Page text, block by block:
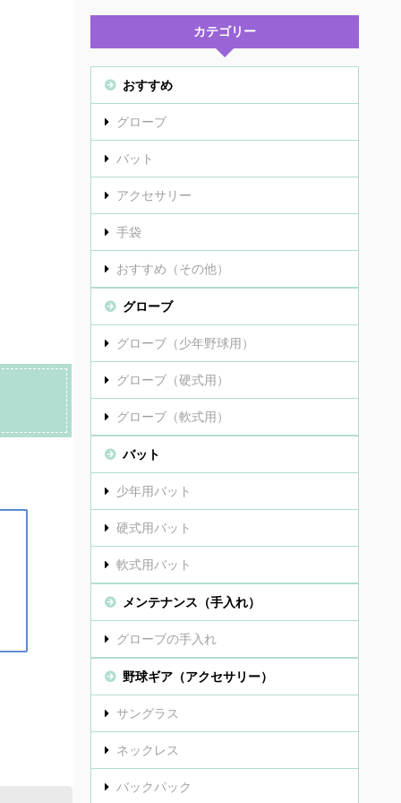
カテゴリー
おすすめ
グローブ
バット
アクセサリー
手袋
おすすめ（その他）
グローブ
グローブ（少年野球用）
グローブ（硬式用）
グローブ（軟式用）
バット
少年用バット
硬式用バット
軟式用バット
メンテナンス（手入れ）
グローブの手入れ
野球ギア（アクセサリー）
サングラス
ネックレス
バックパック